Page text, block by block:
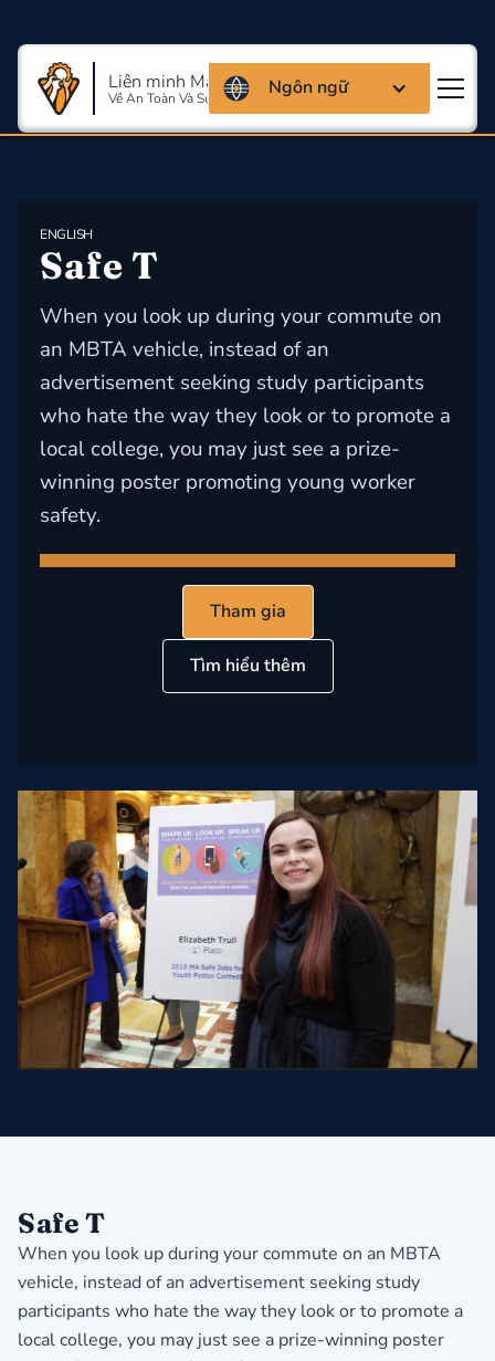
Liên minh Massachusettes
Về An Toàn Và Sức Khỏe Lao Động
Ngôn ngữ
ENGLISH
Safe T
When you look up during your commute on
an MBTA vehicle, instead of an
advertisement seeking study participants
who hate the way they look or to promote a
local college, you may just see a prize-
winning poster promoting young worker
safety.
Tham gia
Tìm hiểu thêm
Safe T
When you look up during your commute on an MBTA
vehicle, instead of an advertisement seeking study
participants who hate the way they look or to promote a
local college, you may just see a prize-winning poster